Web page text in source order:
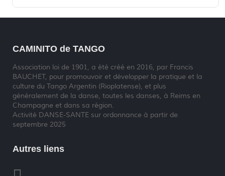
CAMINITO de TANGO
Association loi de 1901, a été créé en 2016, par Francis
BAUCHET, pour promouvoir et développer la pratique et la
culture du Tango Argentin (Rioplatense), et plus
généralement de la danse, toutes les danses, à Reims en
Champagne et dans sa région.
Activité DANSE-SANTE sur ordonnance à partir de
septembre 2025
Autres liens